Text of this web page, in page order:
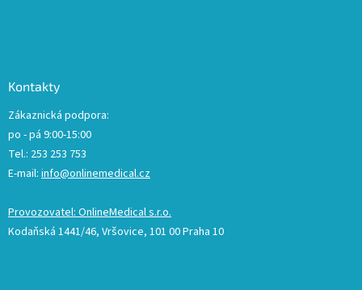
Kontakty
Zákaznická podpora:
po - pá 9:00-15:00
Tel.: 253 253 753
E-mail: info@onlinemedical.cz
Provozovatel: OnlineMedical s.r.o.
Kodaňská 1441/46, Vršovice, 101 00 Praha 10